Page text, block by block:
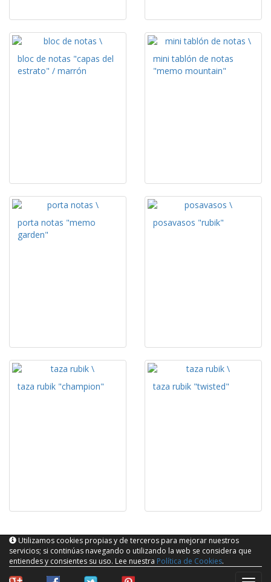
bloc de notas "capas del
estrato" / marrón
mini tablón de notas
"memo mountain"
porta notas "memo
garden"
posavasos "rubik"
taza rubik "champion" taza rubik "twisted"
Utilizamos cookies propias y de terceros para mejorar nuestros
servicios; si continúas navegando o utilizando la web se considera que
entiendes y consientes su uso. Lee nuestra Política de Cookies.